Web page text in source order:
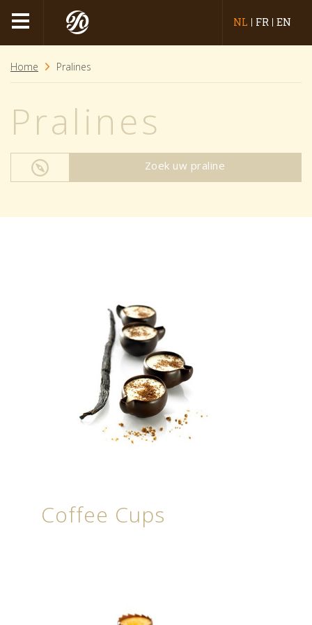
NL FR EN
Home Pralines
Pralines
Zoek uw praline
Coffee Cups